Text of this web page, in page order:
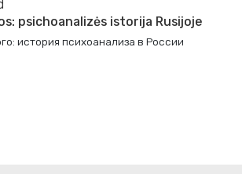
psichoanalizės istorija Rusijoje
история психоанализа в России